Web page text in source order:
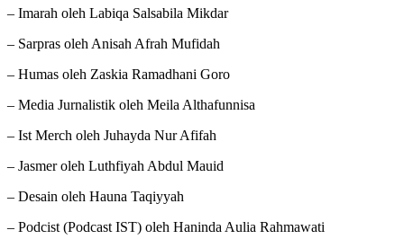
– Imarah oleh Labiqa Salsabila Mikdar
– Sarpras oleh Anisah Afrah Mufidah
– Humas oleh Zaskia Ramadhani Goro
– Media Jurnalistik oleh Meila Althafunnisa
– Ist Merch oleh Juhayda Nur Afifah
– Jasmer oleh Luthfiyah Abdul Mauid
– Desain oleh Hauna Taqiyyah
– Podcist (Podcast IST) oleh Haninda Aulia Rahmawati